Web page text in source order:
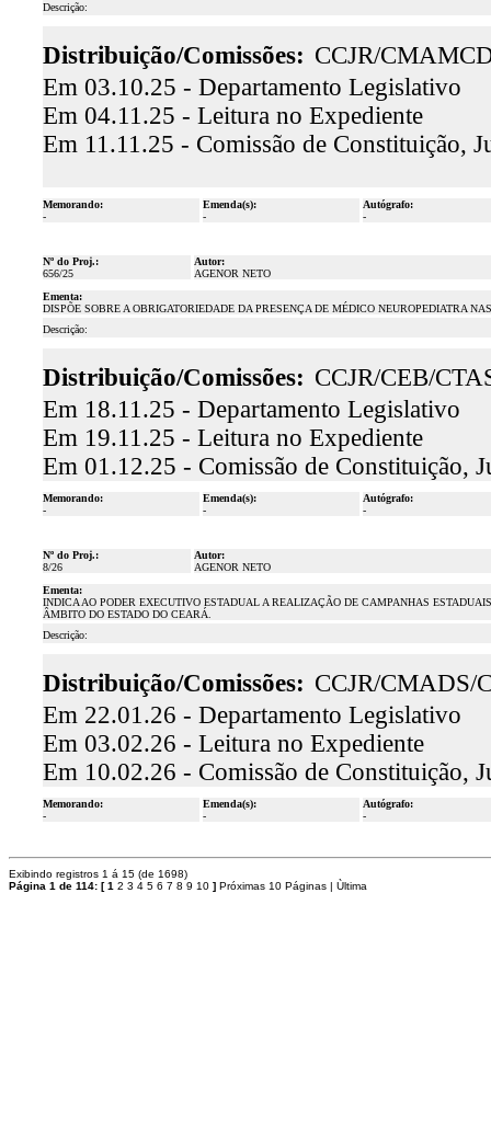
Descrição:
Distribuição/Comissões: CCJR/
Em 03.10.25 - Departamento Legislativo
Em 04.11.25 - Leitura no Expediente
Em 11.11.25 - Comissão de Constituição,
Memorando:
-
Emenda(s):
-
Autógrafo:
-
Nº do Proj.:
656/25
Autor:
AGENOR NETO
Ementa:
DISPÕE SOBRE A OBRIGATORIEDADE DA PRESENÇA DE MÉDICO NEUROPEDIATRA
Descrição:
Distribuição/Comissões: CCJR/CEB/
Em 18.11.25 - Departamento Legislativo
Em 19.11.25 - Leitura no Expediente
Em 01.12.25 - Comissão de Constituição,
Memorando:
-
Emenda(s):
-
Autógrafo:
-
Nº do Proj.:
8/26
Autor:
AGENOR NETO
Ementa:
INDICA AO PODER EXECUTIVO ESTADUAL A REALIZAÇÃO DE CAMPANHAS
ÂMBITO DO ESTADO DO CEARÁ.
Descrição:
Distribuição/Comissões: CCJR/CMADS/
Em 22.01.26 - Departamento Legislativo
Em 03.02.26 - Leitura no Expediente
Em 10.02.26 - Comissão de Constituição,
Memorando:
-
Emenda(s):
-
Autógrafo:
-
Exibindo registros 1 á 15 (de 1698)
Página 1 de 114: [1 2 3 4 5 6 7 8 9 10 ] Próximas 10 Páginas | Ùltima